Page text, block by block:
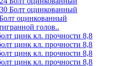
Болт оцинкованный
оцинкованный
голов..
цинк кл. прочности 8,8
цинк кл. прочности 8,8
цинк кл. прочности 8,8
цинк кл. прочности 8,8